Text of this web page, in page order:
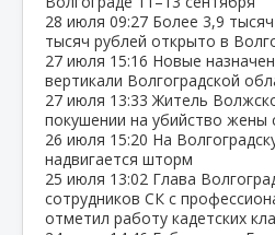
28 июля 09:27 Более 3,9
тысяч рублей открыто в
27 июля 15:16 Новые
вертикали Волгоградской
27 июля 13:33 Житель
покушении на убийство
26 июля 15:20 На
надвигается шторм
25 июля 13:02 Глава
сотрудников СК с
отметил работу кадетских